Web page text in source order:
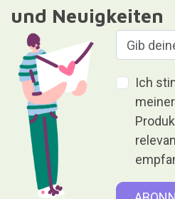
und Neuigkeiten
Ich